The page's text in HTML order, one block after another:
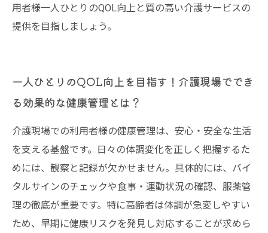
用者様一人ひとりのQOL向上と質の高い介護サービスの
提供を目指しましょう。
一人ひとりのQOL向上を目指す！介護現場ででき
る効果的な健康管理とは？
介護現場での利用者様の健康管理は、安心・安全な生活
を支える基盤です。日々の体調変化を正しく把握するた
めには、観察と記録が欠かせません。具体的には、バイ
タルサインのチェックや食事・運動状況の確認、服薬管
理の徹底が重要です。特に高齢者は体調が急変しやすい
ため、早期に健康リスクを発見し対応することが求めら